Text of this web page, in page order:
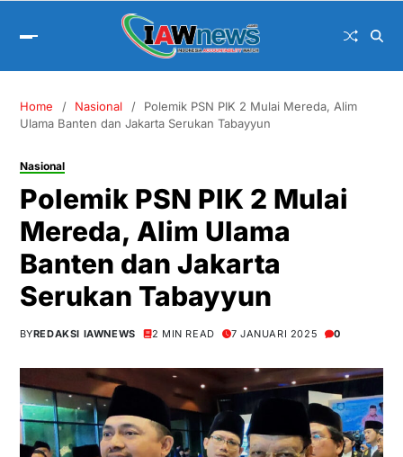
Home Nasional
Polemik PSN PIK 2 Mulai Mereda, Alim
Ulama Banten dan Jakarta Serukan Tabayyun
Nasional
Polemik PSN PIK 2 Mulai
Mereda, Alim Ulama
Banten dan Jakarta
Serukan Tabayyun
BYREDAKSI IAWNEWS 2 MIN READ 7 JANUARI 2025 0